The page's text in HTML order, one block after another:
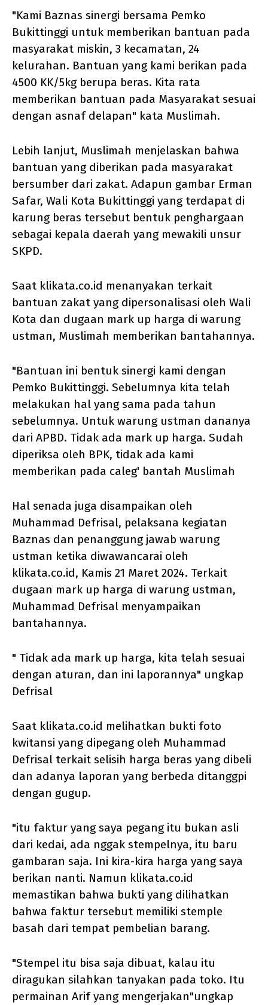
"Kami Baznas sinergi bersama Pemko
Bukittinggi untuk memberikan bantuan pada
masyarakat miskin, 3 kecamatan, 24
kelurahan. Bantuan yang kami berikan pada
4500 KK/5kg berupa beras. Kita rata
memberikan bantuan pada Masyarakat sesuai
dengan asnaf delapan" kata Muslimah.
Lebih lanjut, Muslimah menjelaskan bahwa
bantuan yang diberikan pada masyarakat
bersumber dari zakat. Adapun gambar Erman
Safar, Wali Kota Bukittinggi yang terdapat di
karung beras tersebut bentuk penghargaan
sebagai kepala daerah yang mewakili unsur
SKPD.
Saat klikata.co.id menanyakan terkait
bantuan zakat yang dipersonalisasi oleh Wali
Kota dan dugaan mark up harga di warung
ustman, Muslimah memberikan bantahannya.
"Bantuan ini bentuk sinergi kami dengan
Pemko Bukittinggi. Sebelumnya kita telah
melakukan hal yang sama pada tahun
sebelumnya. Untuk warung ustman dananya
dari APBD. Tidak ada mark up harga. Sudah
diperiksa oleh BPK, tidak ada kami
memberikan pada caleg' bantah Muslimah
Hal senada juga disampaikan oleh
Muhammad Defrisal, pelaksana kegiatan
Baznas dan penanggung jawab warung
ustman ketika diwawancarai oleh
klikata.co.id, Kamis 21 Maret 2024. Terkait
dugaan mark up harga di warung ustman,
Muhammad Defrisal menyampaikan
bantahannya.
" Tidak ada mark up harga, kita telah sesuai
dengan aturan, dan ini laporannya" ungkap
Defrisal
Saat klikata.co.id melihatkan bukti foto
kwitansi yang dipegang oleh Muhammad
Defrisal terkait selisih harga beras yang dibeli
dan adanya laporan yang berbeda ditanggpi
dengan gugup.
"itu faktur yang saya pegang itu bukan asli
dari kedai, ada nggak stempelnya, itu baru
gambaran saja. Ini kira-kira harga yang saya
berikan nanti. Namun klikata.co.id
memastikan bahwa bukti yang dilihatkan
bahwa faktur tersebut memiliki stemple
basah dari tempat pembelian barang.
"Stempel itu bisa saja dibuat, kalau itu
diragukan silahkan tanyakan pada toko. Itu
permainan Arif yang mengerjakan"ungkap